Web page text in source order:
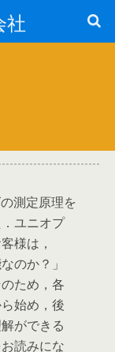
社
測定原理を
ユニオプ
様は，
のか？」
ため，各
始め，後
ができる
読みにな